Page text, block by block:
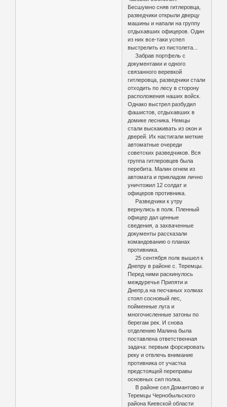
Бесшумно сняв гитлеровца,
разведчики открыли дверцу
машины и напали на группу
отдыхавших офицеров. Один
из них все-таки успел
выстрелить из пистолета...
Забрав портфель с
документами и одного
связанного веревкой
гитлеровца, разведчики стали
отходить по лесу в сторону
расположения наших войск.
Однако выстрел разбудил
фашистов, отдыхавших в
домике лесника. Немцы
стали выскакивать из окон и
дверей. Их настигали меткие
автоматные очереди
советских разведчиков. Вся
группа гитлеровцев была
перебита. Малин огнем из
автомата и прикладом лично
уничтожил 12 солдат и
офицеров противника.
Разведчики к утру
вернулись в полк. Пленный
офицер дал ценные
сведения, а захваченные
документы рассказали
командованию о планах
противника.
25 сентября полк вышел к
Днепру в районе с. Теремцы.
Перед ними раскинулось
междуречье Припяти и
Днепр,а на песчаных холмах
стоял сосновый лес,
пойменные луга и
многочисленные затоны по
берегам рек. И снова
отделению Малина была
поставлена ответственная
задача: первым форсировать
реку и отвлечь внимание
противника от участка
предстоящей переправы
основных сил полка.
В районе сел Домантово и
Теремцы Чернобыльского
района Киевской области